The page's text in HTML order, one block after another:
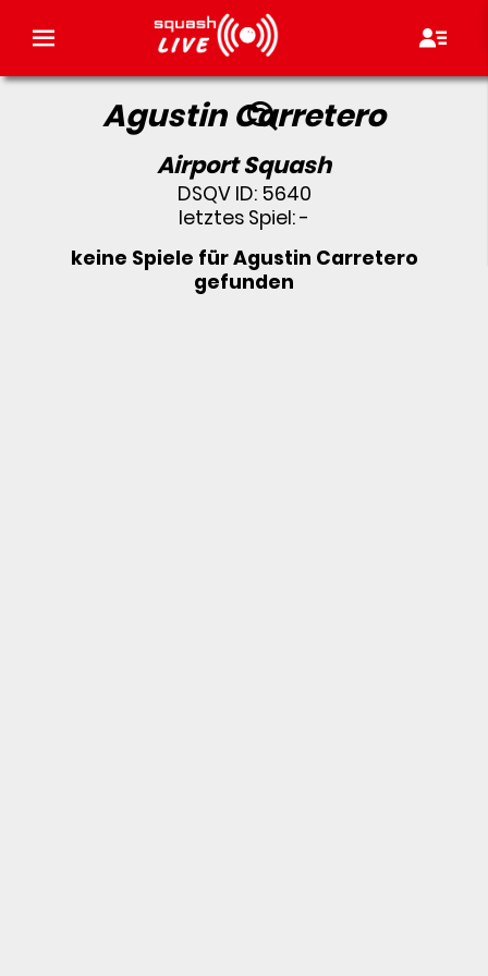
Agustin Carretero
Airport Squash
DSQV ID: 5640
letztes Spiel: -
keine Spiele für Agustin Carretero
gefunden